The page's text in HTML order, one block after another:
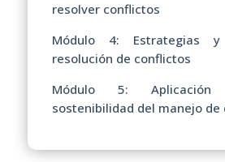
resolver conflictos
Módulo 4: Estrategias
resolución de conflictos
Módulo 5:
sostenibilidad del manejo de